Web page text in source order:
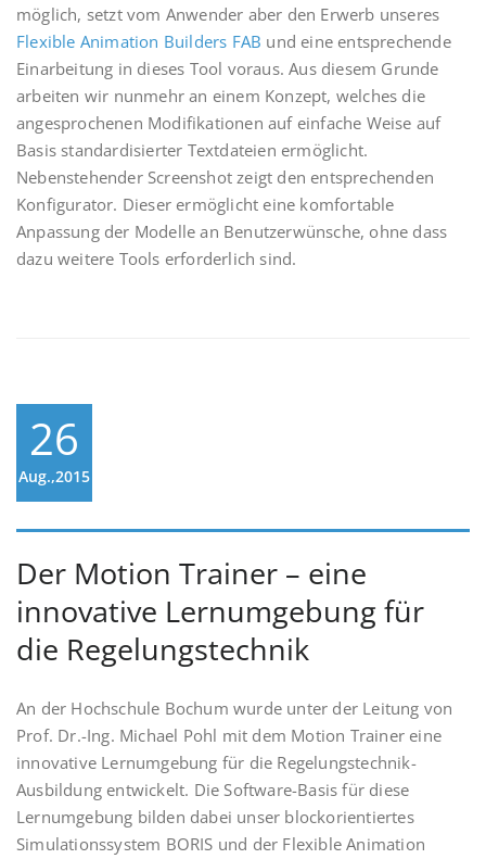
möglich, setzt vom Anwender aber den Erwerb unseres
Flexible Animation Builders FAB und eine entsprechende
Einarbeitung in dieses Tool voraus. Aus diesem Grunde
arbeiten wir nunmehr an einem Konzept, welches die
angesprochenen Modifikationen auf einfache Weise auf
Basis standardisierter Textdateien ermöglicht.
Nebenstehender Screenshot zeigt den entsprechenden
Konfigurator. Dieser ermöglicht eine komfortable
Anpassung der Modelle an Benutzerwünsche, ohne dass
dazu weitere Tools erforderlich sind.
26
Aug.,2015
Der Motion Trainer – eine
innovative Lernumgebung für
die Regelungstechnik
An der Hochschule Bochum wurde unter der Leitung von
Prof. Dr.-Ing. Michael Pohl mit dem Motion Trainer eine
innovative Lernumgebung für die Regelungstechnik-
Ausbildung entwickelt. Die Software-Basis für diese
Lernumgebung bilden dabei unser blockorientiertes
Simulationssystem BORIS und der Flexible Animation